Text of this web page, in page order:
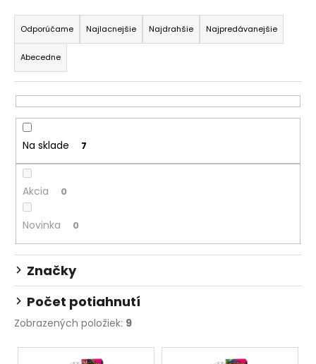
R
a
d
e
n
i
e
p
r
o
d
u
k
t
o
v
Odporúčame Najlacnejšie Najdrahšie Najpredávanejšie
Abecedne
Na sklade 7
Akcia 0
Novinka 0
Značky
Počet potiahnutí
Zobrazených položiek: 9
V
j
s
ť
?
O
d
p
o
r
ú
č
a
m
e